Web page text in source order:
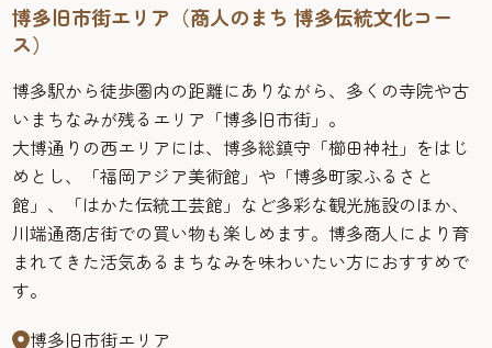
博多旧市街エリア（商人のまち 博多伝統文化コー
ス）
博多駅から徒歩圏内の距離にありながら、多くの寺院や古
いまちなみが残るエリア「博多旧市街」。
大博通りの西エリアには、博多総鎮守「櫛田神社」をはじ
めとし、「福岡アジア美術館」や「博多町家ふるさと
館」、「はかた伝統工芸館」など多彩な観光施設のほか、
川端通商店街での買い物も楽しめます。博多商人により育
まれてきた活気あるまちなみを味わいたい方におすすめで
す。
博多旧市街エリア